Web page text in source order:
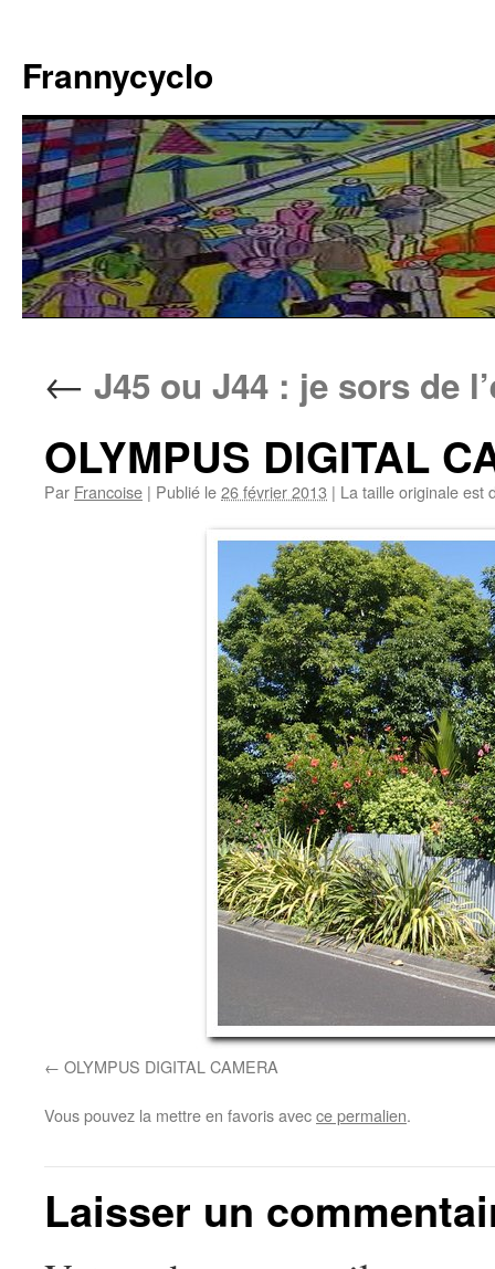
contenu
Frannycyclo
← J45 ou J44 : je sors de
OLYMPUS DIGITAL
Par Francoise | Publié le26 février 2013 | La taille originale est
OLYMPUS DIGITAL CAMERA
Vous pouvez la mettre en favoris avecce permalien.
Laisser un